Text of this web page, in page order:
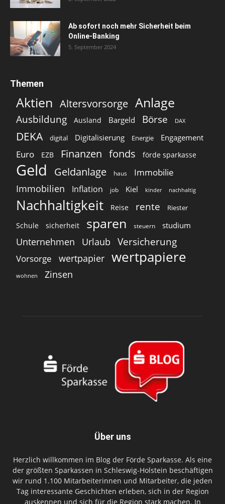
Ab sofort noch mehr Sicherheit beim
Online-Banking
5. September 2024
Themen
Aktien Altersvorsorge Anlage
Ausbildung Ausland Bargeld Börse DAX
DEKA digital Digitalisierung Energie Engagement
Euro EZB Finanzen fonds förde sparkasse
Geld Geldanlage haus Immobilie
Immobilien Inflation job Kiel kinder nachhaltig
Nachhaltigkeit Reise rente Riester
Schule sicherheit sparen steuern studium
Unternehmen Urlaub Versicherung
Vorsorge wertpapier wertpapiere
wohnen Zinsen
Über uns
Herzlich willkommen im Blog der Förde Sparkasse. Als eine
der größten Sparkassen in Schleswig-Holstein beschäftigen
wir rund 1.100 Mitarbeiterinnen und Mitarbeiter, die jeden
Tag interessante Geschichten erleben, sich in der Region
auskennen und sich für die Region stark machen. In